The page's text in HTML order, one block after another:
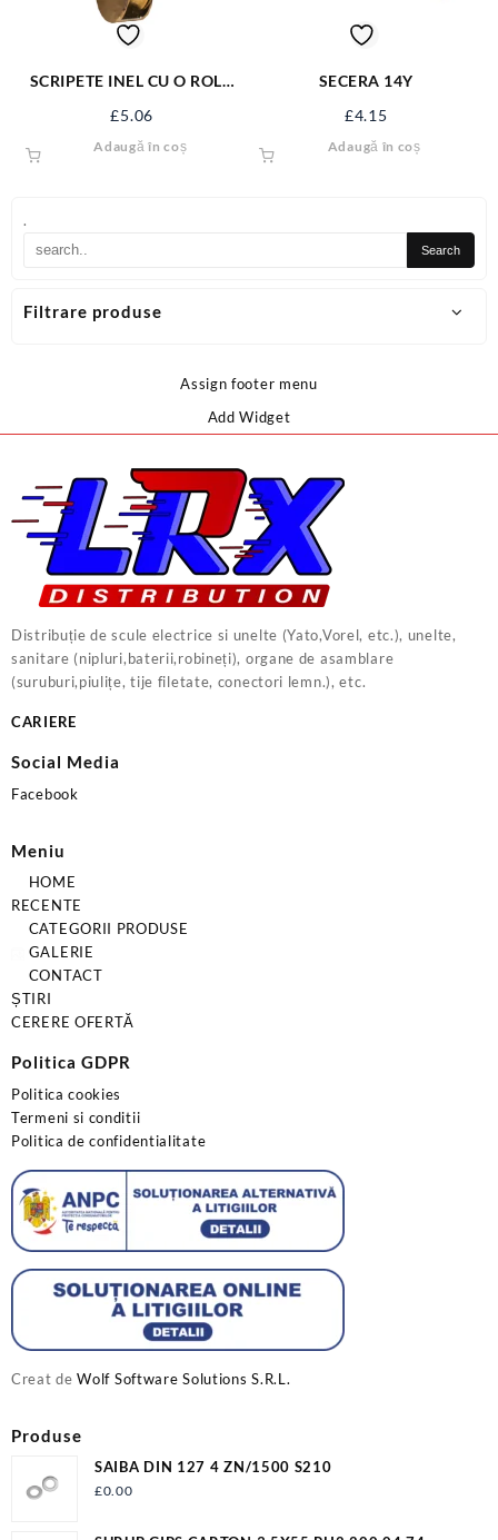
.
Filtrare produse
SCRIPETE INEL CU O ROLA
£5.06
Adaugă în coș
SECERA 14Y
£4.15
Adaugă în coș
Assign footer menu
Add Widget
Distribuție de scule electrice si unelte (Yato,Vorel, etc.), unelte,
sanitare (nipluri,baterii,robineți), organe de asamblare
(suruburi,piulițe, tije filetate, conectori lemn.), etc.
CARIERE
Social Media
Facebook
Meniu
HOME
RECENTE
CATEGORII PRODUSE
GALERIE
CONTACT
ȘTIRI
CERERE OFERTĂ
Politica GDPR
Politica cookies
Termeni si conditii
Politica de confidentialitate
Creat deWolf Software Solutions S.R.L.
Produse
SAIBA DIN 127 4 ZN/1500 S210
£0.00